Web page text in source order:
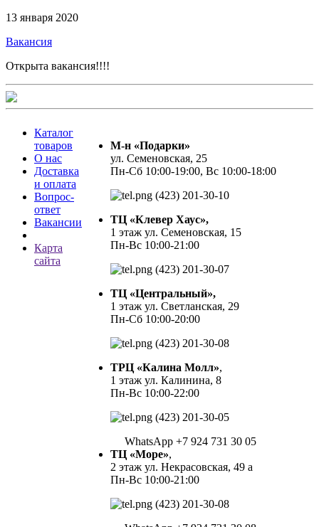
13 января 2020
Вакансия
Открыта вакансия!!!!
Каталог
товаров
О нас
Доставка
и оплата
Вопрос-
ответ
Вакансии
Карта
сайта
М-н «Подарки»
ул. Семеновская, 25
Пн-Сб 10:00-19:00, Вс 10:00-18:00
(423) 201-30-10
ТЦ «Клевер Хаус»,
1 этаж ул. Семеновская, 15
Пн-Вс 10:00-21:00
(423) 201-30-07
ТЦ «Центральный»,
1 этаж ул. Светланская, 29
Пн-Сб 10:00-20:00
(423) 201-30-08
ТРЦ «Калина Молл»,
1 этаж ул. Калинина, 8
Пн-Вс 10:00-22:00
(423) 201-30-05
WhatsApp +7 924 731 30 05
ТЦ «Море»,
2 этаж ул. Некрасовская, 49 а
Пн-Вс 10:00-21:00
(423) 201-30-08